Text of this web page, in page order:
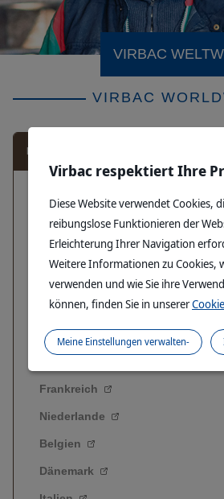
VIRBAC
VIRBAC
Deutschland
Großbritannien
Portugal
Ungarn
Spanien
Schweiz
Frankreich
Niederlande
Belgien
Dänemark
Virbac respektiert Ihre
Diese Website verwendet Cookies,
reibungslose Funktionieren der
Erleichterung Ihrer Navigation
Weitere Informationen zu Cookies,
verwenden und wie Sie ihre
können, finden Sie in unserer
Meine Einstellungen verwalten-